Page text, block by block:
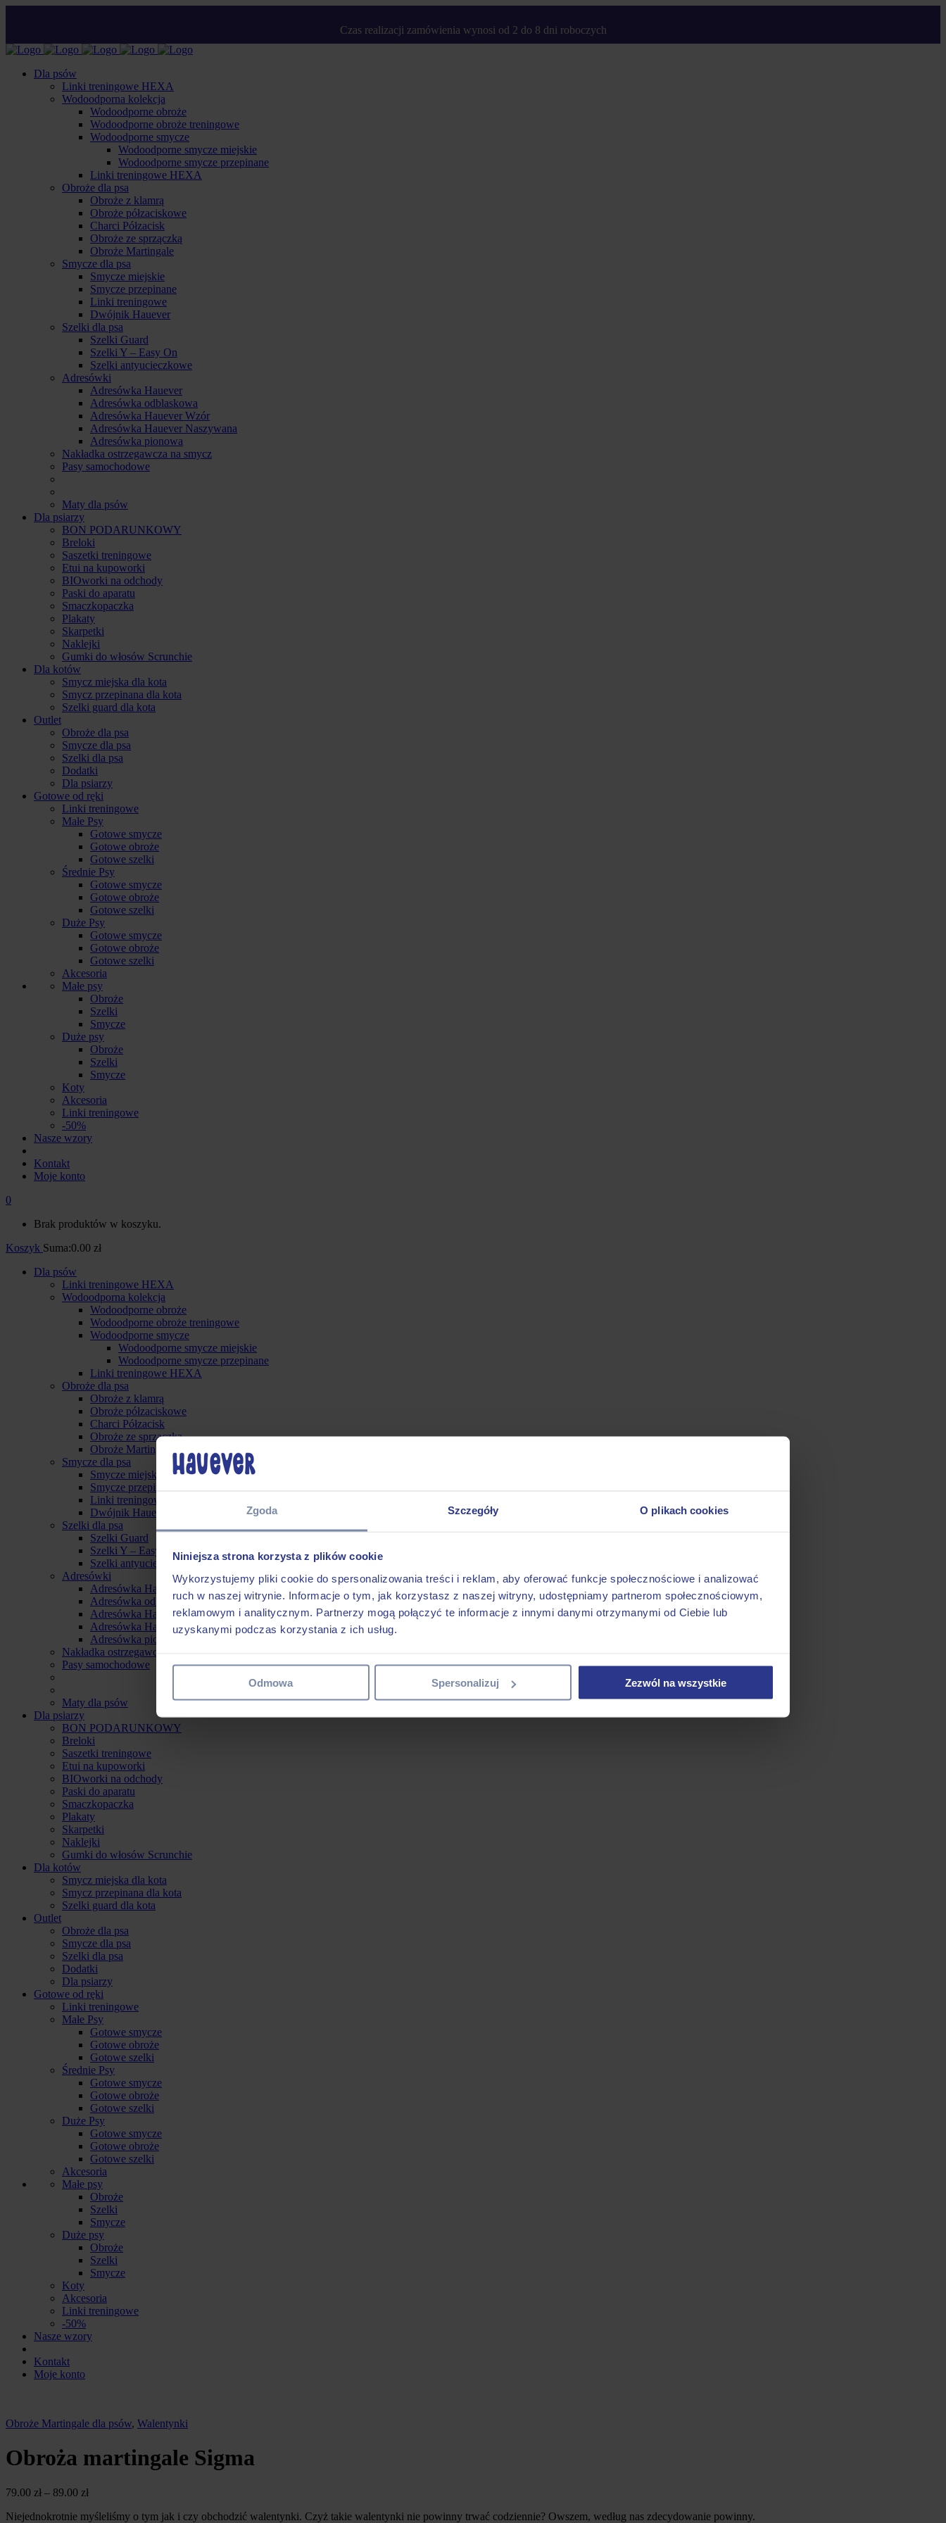
Zgoda Szczegóły O plikach cookies
Niniejsza strona korzysta z plików cookie
Wykorzystujemy pliki cookie do spersonalizowania treści i reklam, aby oferować funkcje społecznościowe i analizować
ruch w naszej witrynie. Informacje o tym, jak korzystasz z naszej witryny, udostępniamy partnerom społecznościowym,
reklamowym i analitycznym. Partnerzy mogą połączyć te informacje z innymi danymi otrzymanymi od Ciebie lub
uzyskanymi podczas korzystania z ich usług.
Odmowa Spersonalizuj Zezwól na wszystkie
Czas realizacji zamówienia wynosi od 2 do 8 dni roboczych
Dla psów
Linki treningowe HEXA
Wodoodporna kolekcja
Wodoodporne obroże
Wodoodporne obroże treningowe
Wodoodporne smycze
Wodoodporne smycze miejskie
Wodoodporne smycze przepinane
Linki treningowe HEXA
Obroże dla psa
Obroże z klamrą
Obroże półzaciskowe
Charci Półzacisk
Obroże ze sprzączką
Obroże Martingale
Smycze dla psa
Smycze miejskie
Smycze przepinane
Linki treningowe
Dwójnik Hauever
Szelki dla psa
Szelki Guard
Szelki Y – Easy On
Szelki antyucieczkowe
Adresówki
Adresówka Hauever
Adresówka odblaskowa
Adresówka Hauever Wzór
Adresówka Hauever Naszywana
Adresówka pionowa
Nakładka ostrzegawcza na smycz
Pasy samochodowe
Maty dla psów
Dla psiarzy
BON PODARUNKOWY
Breloki
Saszetki treningowe
Etui na kupoworki
BIOworki na odchody
Paski do aparatu
Smaczkopaczka
Plakaty
Skarpetki
Naklejki
Gumki do włosów Scrunchie
Dla kotów
Smycz miejska dla kota
Smycz przepinana dla kota
Szelki guard dla kota
Outlet
Obroże dla psa
Smycze dla psa
Szelki dla psa
Dodatki
Dla psiarzy
Gotowe od ręki
Linki treningowe
Małe Psy
Gotowe smycze
Gotowe obroże
Gotowe szelki
Średnie Psy
Gotowe smycze
Gotowe obroże
Gotowe szelki
Duże Psy
Gotowe smycze
Gotowe obroże
Gotowe szelki
Akcesoria
Małe psy
Obroże
Szelki
Smycze
Duże psy
Obroże
Szelki
Smycze
Koty
Akcesoria
Linki treningowe
-50%
Nasze wzory
Kontakt
Moje konto
0
Brak produktów w koszyku.
Koszyk Suma:0.00 zł
Dla psów
Linki treningowe HEXA
Wodoodporna kolekcja
Wodoodporne obroże
Wodoodporne obroże treningowe
Wodoodporne smycze
Wodoodporne smycze miejskie
Wodoodporne smycze przepinane
Linki treningowe HEXA
Obroże dla psa
Obroże z klamrą
Obroże półzaciskowe
Charci Półzacisk
Obroże ze sprzączką
Obroże Martingale
Smycze dla psa
Smycze miejskie
Smycze przepinane
Linki treningowe
Dwójnik Hauever
Szelki dla psa
Szelki Guard
Szelki Y – Easy On
Szelki antyucieczkowe
Adresówki
Adresówka Hauever
Adresówka odblaskowa
Adresówka Hauever Wzór
Adresówka Hauever Naszywana
Adresówka pionowa
Nakładka ostrzegawcza na smycz
Pasy samochodowe
Maty dla psów
Dla psiarzy
BON PODARUNKOWY
Breloki
Saszetki treningowe
Etui na kupoworki
BIOworki na odchody
Paski do aparatu
Smaczkopaczka
Plakaty
Skarpetki
Naklejki
Gumki do włosów Scrunchie
Dla kotów
Smycz miejska dla kota
Smycz przepinana dla kota
Szelki guard dla kota
Outlet
Obroże dla psa
Smycze dla psa
Szelki dla psa
Dodatki
Dla psiarzy
Gotowe od ręki
Linki treningowe
Małe Psy
Gotowe smycze
Gotowe obroże
Gotowe szelki
Średnie Psy
Gotowe smycze
Gotowe obroże
Gotowe szelki
Duże Psy
Gotowe smycze
Gotowe obroże
Gotowe szelki
Akcesoria
Małe psy
Obroże
Szelki
Smycze
Duże psy
Obroże
Szelki
Smycze
Koty
Akcesoria
Linki treningowe
-50%
Nasze wzory
Kontakt
Moje konto
Obroże Martingale dla psów, Walentynki
Obroża martingale Sigma
79.00 zł – 89.00 zł
Niejednokrotnie myśleliśmy o tym jak i czy obchodzić walentynki. Czyż takie walentynki nie powinny trwać codziennie? Owszem, według nas zdecydowanie powinny.